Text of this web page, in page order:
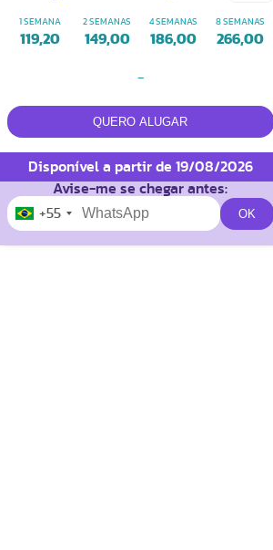
1 SEMANA
119,20
2 SEMANAS
149,00
4 SEMANAS
186,00
8 SEMANAS
266,00
-
Disponível a partir de 19/08/2026
Avise-me se chegar antes:
+55